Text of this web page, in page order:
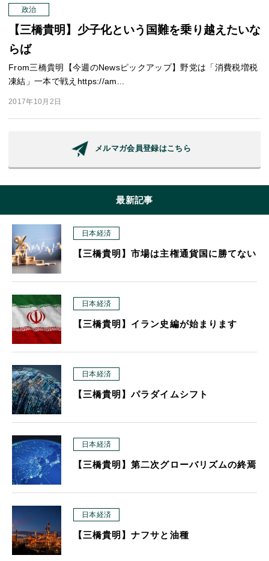
政治
【三橋貴明】少子化という国難を乗り越えたいな
らば
From三橋貴明【今週のNewsピックアップ】野党は「消費税増税
凍結」一本で戦えhttps://am...
2017年10月2日
メルマガ会員登録はこちら
最新記事
日本経済
【三橋貴明】市場は主権通貨国に勝てない
日本経済
【三橋貴明】イラン史編が始まります
日本経済
【三橋貴明】パラダイムシフト
日本経済
【三橋貴明】第二次グローバリズムの終焉
日本経済
【三橋貴明】ナフサと油種